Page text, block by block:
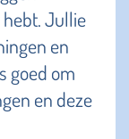
Jullie
en
goed om
en deze